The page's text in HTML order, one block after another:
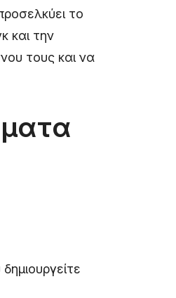
το
και την
τους και να